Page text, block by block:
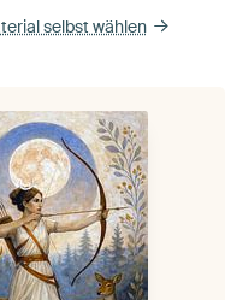
selbst wählen